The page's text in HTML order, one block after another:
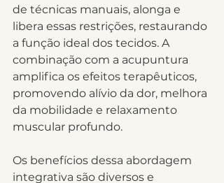
de técnicas manuais, alonga e
libera essas restrições, restaurando
a função ideal dos tecidos. A
combinação com a acupuntura
amplifica os efeitos terapêuticos,
promovendo alívio da dor, melhora
da mobilidade e relaxamento
muscular profundo.
Os benefícios dessa abordagem
integrativa são diversos e